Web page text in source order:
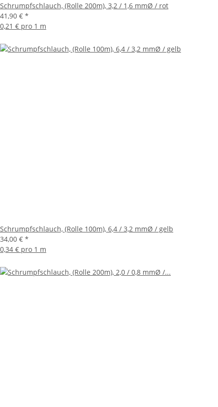
Schrumpfschlauch, (Rolle 200m), 3,2 / 1,6 mmØ / rot
41,90 € *
0,21 € pro 1 m
Schrumpfschlauch, (Rolle 100m), 6,4 / 3,2 mmØ / gelb
34,00 € *
0,34 € pro 1 m